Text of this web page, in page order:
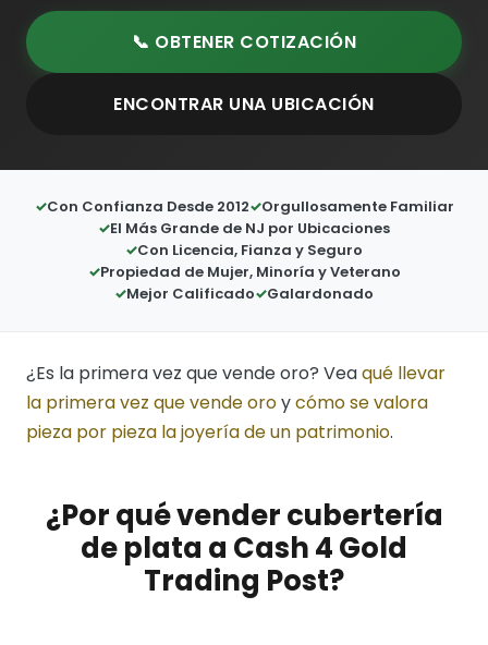
📞 OBTENER COTIZACIÓN
ENCONTRAR UNA UBICACIÓN
Con Confianza Desde 2012
Orgullosamente Familiar
El Más Grande de NJ por Ubicaciones
Con Licencia, Fianza y Seguro
Propiedad de Mujer, Minoría y Veterano
Mejor Calificado
Galardonado
¿Es la primera vez que vende oro? Veaqué llevar
la primera vez que vende oroycómo se valora
pieza por pieza la joyería de un patrimonio.
¿Por qué vender cubertería
de plata a Cash 4 Gold
Trading Post?